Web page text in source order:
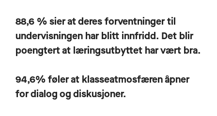
88,6 % sier at deres forventninger til
undervisningen har blitt innfridd. Det blir
poengtert at læringsutbyttet har vært bra.
94,6% føler at klasseatmosfæren åpner
for dialog og diskusjoner.